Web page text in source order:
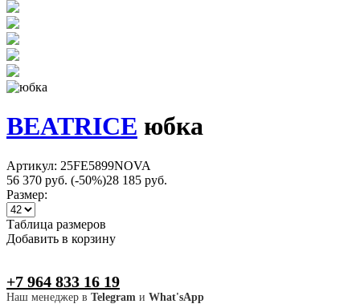
BEATRICE юбка
Артикул: 25FE5899NOVA
56 370 руб. (-50%)28 185 руб.
Размер:
Таблица размеров
Добавить в корзину
+7 964 833 16 19
Наш менеджер в Telegram и What'sApp